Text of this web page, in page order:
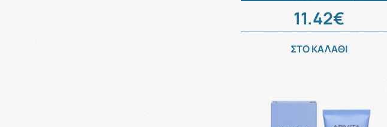
11.42€
ΣΤΟ ΚΑΛΑΘΙ